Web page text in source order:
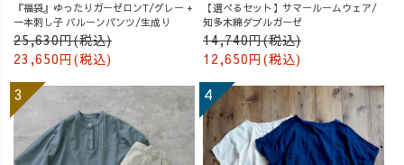
『福袋』ゆったりガーゼロンT/グレー +
一本刺し子 バルーンパンツ/生成り
25,630円(税込)
23,650円(税込)
【選べるセット】サマールームウェア/
知多木綿ダブルガーゼ
14,740円(税込)
12,650円(税込)